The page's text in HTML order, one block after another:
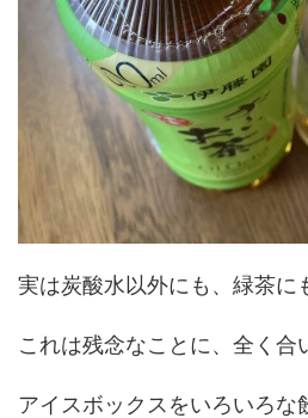
実は炭酸水以外にも、緑茶に
これは残念なことに、全く合
アイスボックスをいろいろな